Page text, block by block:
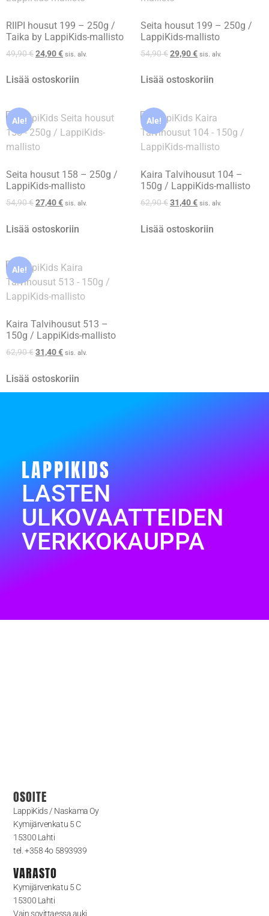
RIIPI housut 199 – 250g /
Taika by LappiKids-mallisto
49,90€24,90€ sis. alv.
Lisää ostoskoriin
Seita housut 199 – 250g /
LappiKids-mallisto
54,90€29,90€ sis. alv.
Lisää ostoskoriin
Ale!
Seita housut 158 – 250g /
LappiKids-mallisto
54,90€27,40€ sis. alv.
Lisää ostoskoriin
Ale!
Kaira Talvihousut 104 –
150g / LappiKids-mallisto
62,90€31,40€ sis. alv.
Lisää ostoskoriin
Ale!
Kaira Talvihousut 513 –
150g / LappiKids-mallisto
62,90€31,40€ sis. alv.
Lisää ostoskoriin
LAPPIKIDS
LASTEN
ULKOVAATTEIDEN
VERKKOKAUPPA
OSOITE
LappiKids / Naskama Oy
Kymijärvenkatu 5 C
15300 Lahti
tel. +358 4o 5893939
VARASTO
Kymijärvenkatu 5 C
15300 Lahti
Vain sovittaessa auki